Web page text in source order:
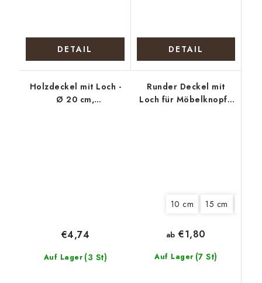
DETAIL DETAIL
Holzdeckel mit Loch -
Ø 20 cm,
Auf Lager (3 St)
€4,74
Runder Deckel mit
Loch für Möbelknopf -
10 cm 15 cm
Auf Lager (7 St)
ab €1,80